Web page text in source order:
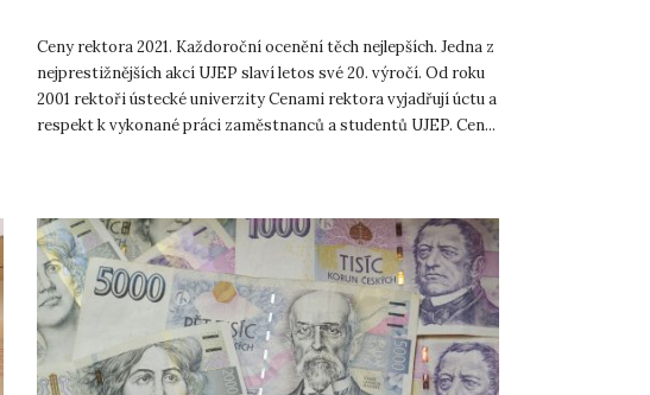
Ceny rektora 2021. Každoroční ocenění těch nejlepších. Jedna z
nejprestižnějších akcí UJEP slaví letos své 20. výročí. Od roku
2001 rektoři ústecké univerzity Cenami rektora vyjadřují úctu a
respekt k vykonané práci zaměstnanců a studentů UJEP. Cen...